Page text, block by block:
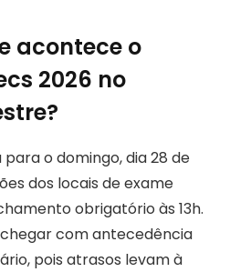
acontece o
2026 no
o domingo, dia 28 de
dos locais de exame
obrigatório às 13h.
com antecedência
pois atrasos levam à